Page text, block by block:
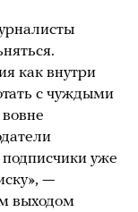
как внутри
с чуждыми
уже
—
выходом